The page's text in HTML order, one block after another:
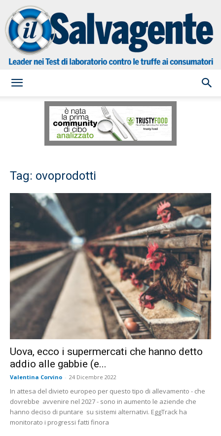
Salvagente
Tag: ovoprodotti
Uova, ecco i supermercati che hanno detto
addio alle gabbie (e...
Valentina Corvino - 24 Dicembre 2022
In attesa del divieto europeo per questo tipo di allevamento - che
dovrebbe avvenire nel 2027 - sono in aumento le aziende che
hanno deciso di puntare su sistemi alternativi. EggTrack ha
monitorato i progressi fatti finora